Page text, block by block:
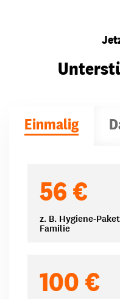
Einmalig
56 €
z. B. Hygiene-
Familie
100 €